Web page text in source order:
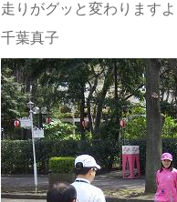
走りがグッと変わります
千葉真子